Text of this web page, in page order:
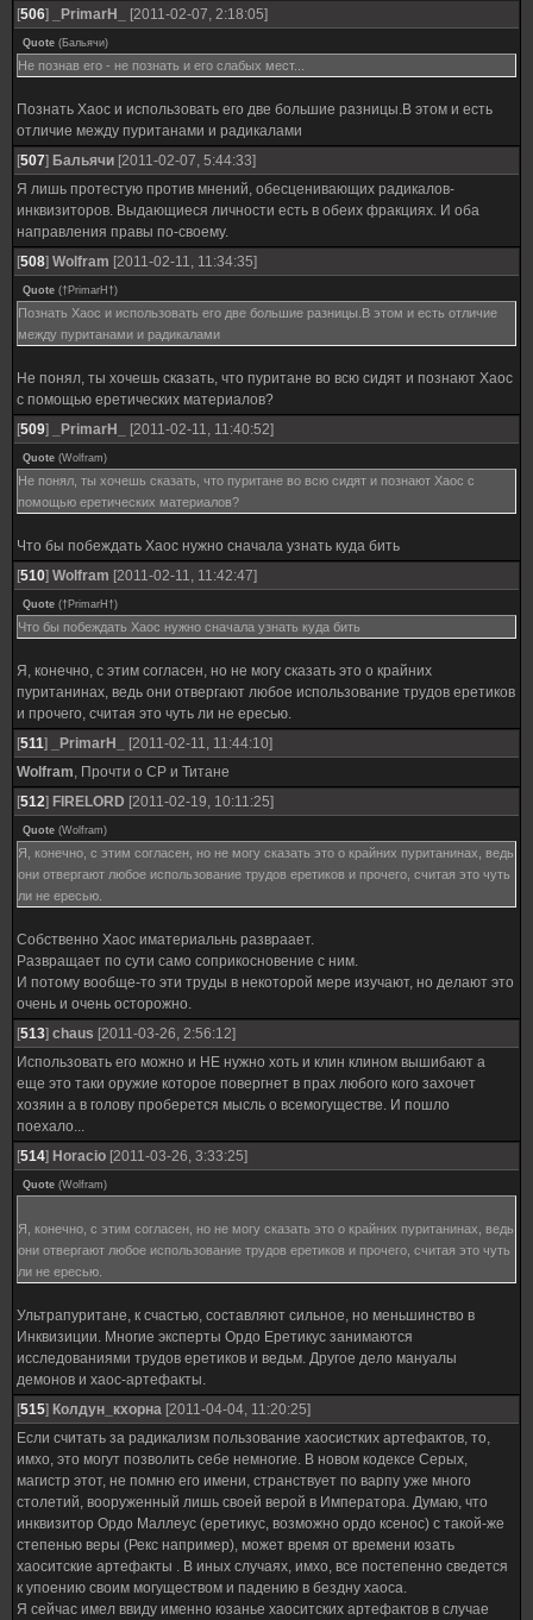
[506] _PrimarH_ [2011-02-07, 2:18:05]
Quote (Бальячи)
Не познав его - не познать и его слабых мест...
Познать Хаос и использовать его две большие разницы.В этом и есть
отличие между пуританами и радикалами
[507] Бальячи [2011-02-07, 5:44:33]
Я лишь протестую против мнений, обесценивающих радикалов-
инквизиторов. Выдающиеся личности есть в обеих фракциях. И оба
направления правы по-своему.
[508] Wolfram [2011-02-11, 11:34:35]
Quote (†PrimarH†)
Познать Хаос и использовать его две большие разницы.В этом и есть отличие
между пуританами и радикалами
Не понял, ты хочешь сказать, что пуритане во всю сидят и познают Хаос
с помощью еретических материалов?
[509] _PrimarH_ [2011-02-11, 11:40:52]
Quote (Wolfram)
Не понял, ты хочешь сказать, что пуритане во всю сидят и познают Хаос с
помощью еретических материалов?
Что бы побеждать Хаос нужно сначала узнать куда бить
[510] Wolfram [2011-02-11, 11:42:47]
Quote (†PrimarH†)
Что бы побеждать Хаос нужно сначала узнать куда бить
Я, конечно, с этим согласен, но не могу сказать это о крайних
пуританинах, ведь они отвергают любое использование трудов еретиков
и прочего, считая это чуть ли не ересью.
[511] _PrimarH_
[2011-02-11, 11:44:10]
Wolfram, Прочти о СР и Титане
[512] FIRELORD [2011-02-19, 10:11:25]
Quote (Wolfram)
Я, конечно, с этим согласен, но не могу сказать это о крайних пуританинах, ведь
они отвергают любое использование трудов еретиков и прочего, считая это чуть
ли не ересью.
Собственно Хаос иматериальнь развраает.
Развращает по сути само соприкосновение с ним.
И потому вообще-то эти труды в некоторой мере изучают, но делают это
очень и очень осторожно.
[513] chaus [2011-03-26, 2:56:12]
Использовать его можно и НЕ нужно хоть и клин клином вышибают а
еще это таки оружие которое повергнет в прах любого кого захочет
хозяин а в голову проберется мысль о всемогуществе. И пошло
поехало...
[514] Horacio [2011-03-26, 3:33:25]
Quote (Wolfram)
Я, конечно, с этим согласен, но не могу сказать это о крайних пуританинах, ведь
они отвергают любое использование трудов еретиков и прочего, считая это чуть
ли не ересью.
Ультрапуритане, к счастью, составляют сильное, но меньшинство в
Инквизиции. Многие эксперты Ордо Еретикус занимаются
исследованиями трудов еретиков и ведьм. Другое дело мануалы
демонов и хаос-артефакты.
[515] Колдун_кхорна [2011-04-04, 11:20:25]
Если считать за радикализм пользование хаосистких артефактов, то,
имхо, это могут позволить себе немногие. В новом кодексе Серых,
магистр этот, не помню его имени, странствует по варпу уже много
столетий, вооруженный лишь своей верой в Императора. Думаю, что
инквизитор Ордо Маллеус (еретикус, возможно ордо ксенос) с такой-же
степенью веры (Рекс например), может время от времени юзать
хаоситские артефакты . В иных случаях, имхо, все постепенно сведется
к упоению своим могуществом и падению в бездну хаоса.
Я сейчас имел ввиду именно юзанье хаоситских артефактов в случае